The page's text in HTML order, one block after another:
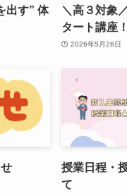
出す” 体
＼高３対象
タート講座！
2026年5月26日
授業日程・
て